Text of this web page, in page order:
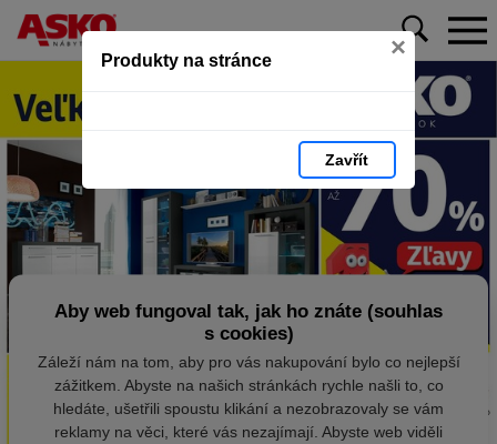
Produkty na stránce ×
Zavřít
Aby web fungoval tak, jak ho znáte (souhlas
s cookies)
Záleží nám na tom, aby pro vás nakupování bylo co nejlepší
zážitkem. Abyste na našich stránkách rychle našli to, co
hledáte, ušetřili spoustu klikání a nezobrazovaly se vám
reklamy na věci, které vás nezajímají. Abyste web viděli